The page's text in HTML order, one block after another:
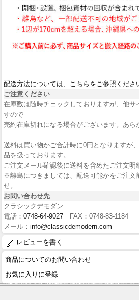
配送方法については、こちらをご参照くださ
ご注意ください
在庫数は随時チェックしておりますが、他サ
すので
売約在庫切れになる場合がございます。あら
送料は買い物かご合計時に0円となりますが
品を扱っております。
ご注文メール確認後に送料を含めたご注文明
※離島につきましては、配送可能かをご注文
せ。
お問い合わせ先
クラシックデモダン
電話： 0748-64-9027 FAX：0748-83-1184
メール： info@classicdemodern.com
レビューを書く
商品についてのお問い合わせ
お気に入りに登録